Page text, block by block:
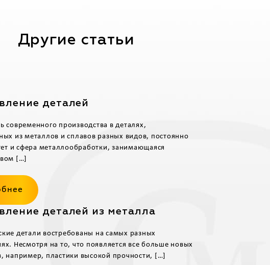
Другие статьи
деталей
современного производства в деталях,
из металлов и сплавов разных видов, постоянно
и сфера металлообработки, занимающаяся
[…]
деталей из металла
детали востребованы на самых разных
Несмотря на то, что появляется все больше новых
например, пластики высокой прочности, […]